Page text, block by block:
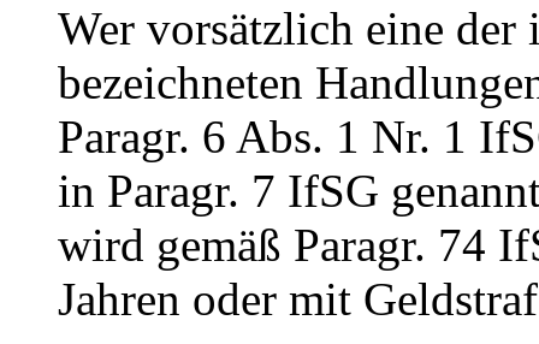
Wer vorsätzlich eine
bezeichneten
Paragr. 6 Abs. 1 Nr. 1
in Paragr. 7 IfSG
wird gemäß Paragr. 74
Jahren oder mit